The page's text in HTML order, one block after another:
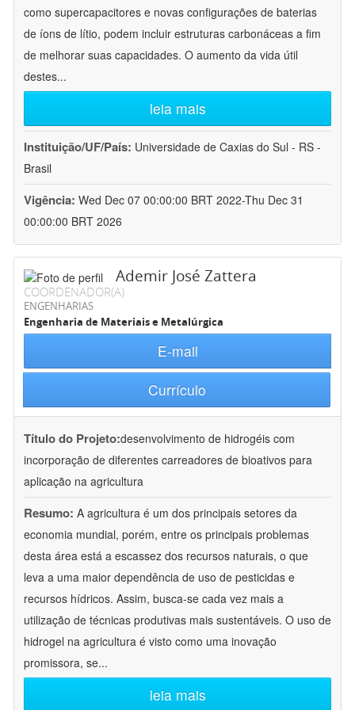
como supercapacitores e novas configurações de baterias
de íons de lítio, podem incluir estruturas carbonáceas a fim
de melhorar suas capacidades. O aumento da vida útil
destes...
leia mais
Instituição/UF/País: Universidade de Caxias do Sul - RS -
Brasil
Vigência: Wed Dec 07 00:00:00 BRT 2022-Thu Dec 31
00:00:00 BRT 2026
Ademir José Zattera
COORDENADOR(A)
ENGENHARIAS
Engenharia de Materiais e Metalúrgica
E-mail
Currículo
Título do Projeto:desenvolvimento de hidrogéis com
incorporação de diferentes carreadores de bioativos para
aplicação na agricultura
Resumo: A agricultura é um dos principais setores da
economia mundial, porém, entre os principais problemas
desta área está a escassez dos recursos naturais, o que
leva a uma maior dependência de uso de pesticidas e
recursos hídricos. Assim, busca-se cada vez mais a
utilização de técnicas produtivas mais sustentáveis. O uso de
hidrogel na agricultura é visto como uma inovação
promissora, se...
leia mais